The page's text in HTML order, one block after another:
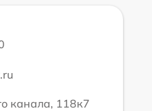
канала, 118к7